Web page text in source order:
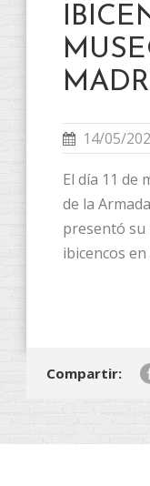
14/05/
El día 11 de
de la
presentó su
ibicencos en
Compartir: